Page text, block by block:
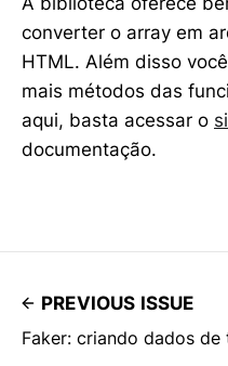
converter o array em
HTML. Além disso
mais métodos das
aqui, basta acessar o
documentação.
PREVIOUS ISSUE
Faker: criando dados de